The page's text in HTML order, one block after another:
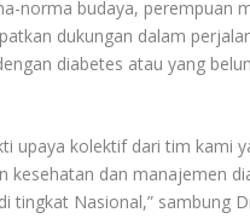
norma budaya, perempuan
dukungan dalam
diabetes atau yang
upaya kolektif dari tim kami
dan manajemen
tingkat Nasional,” sambung